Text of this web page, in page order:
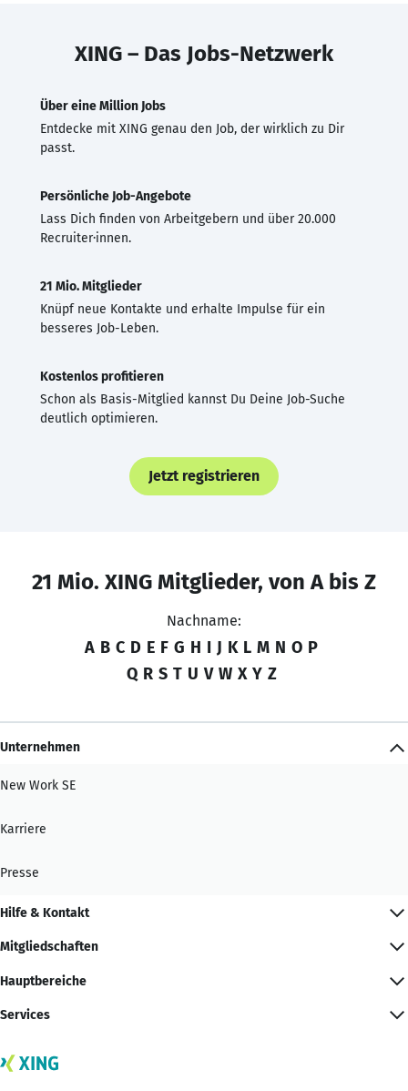
XING – Das Jobs-Netzwerk
Über eine Million Jobs
Entdecke mit XING genau den Job, der wirklich zu Dir
passt.
Persönliche Job-Angebote
Lass Dich finden von Arbeitgebern und über 20.000
Recruiter·innen.
21 Mio. Mitglieder
Knüpf neue Kontakte und erhalte Impulse für ein
besseres Job-Leben.
Kostenlos profitieren
Schon als Basis-Mitglied kannst Du Deine Job-Suche
deutlich optimieren.
Jetzt registrieren
21 Mio. XING Mitglieder, von A bis Z
Nachname:
A B C D E F G H I J K L M N O P
Q R S T U V W X Y Z
Unternehmen
New Work SE
Karriere
Presse
Hilfe & Kontakt
Mitgliedschaften
Hauptbereiche
Services